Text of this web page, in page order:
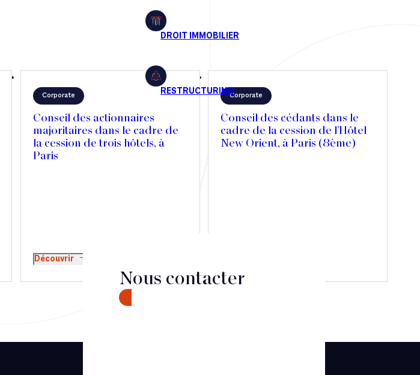
Corporate
Conseil des actionnaires
majoritaires dans le cadre de
la cession de trois hôtels, à
Paris
Découvrir
Corporate
Conseil des cédants dans le
cadre de la cession de l'Hôtel
New Orient, à Paris (8ème)
Nous contacter
CONTACT